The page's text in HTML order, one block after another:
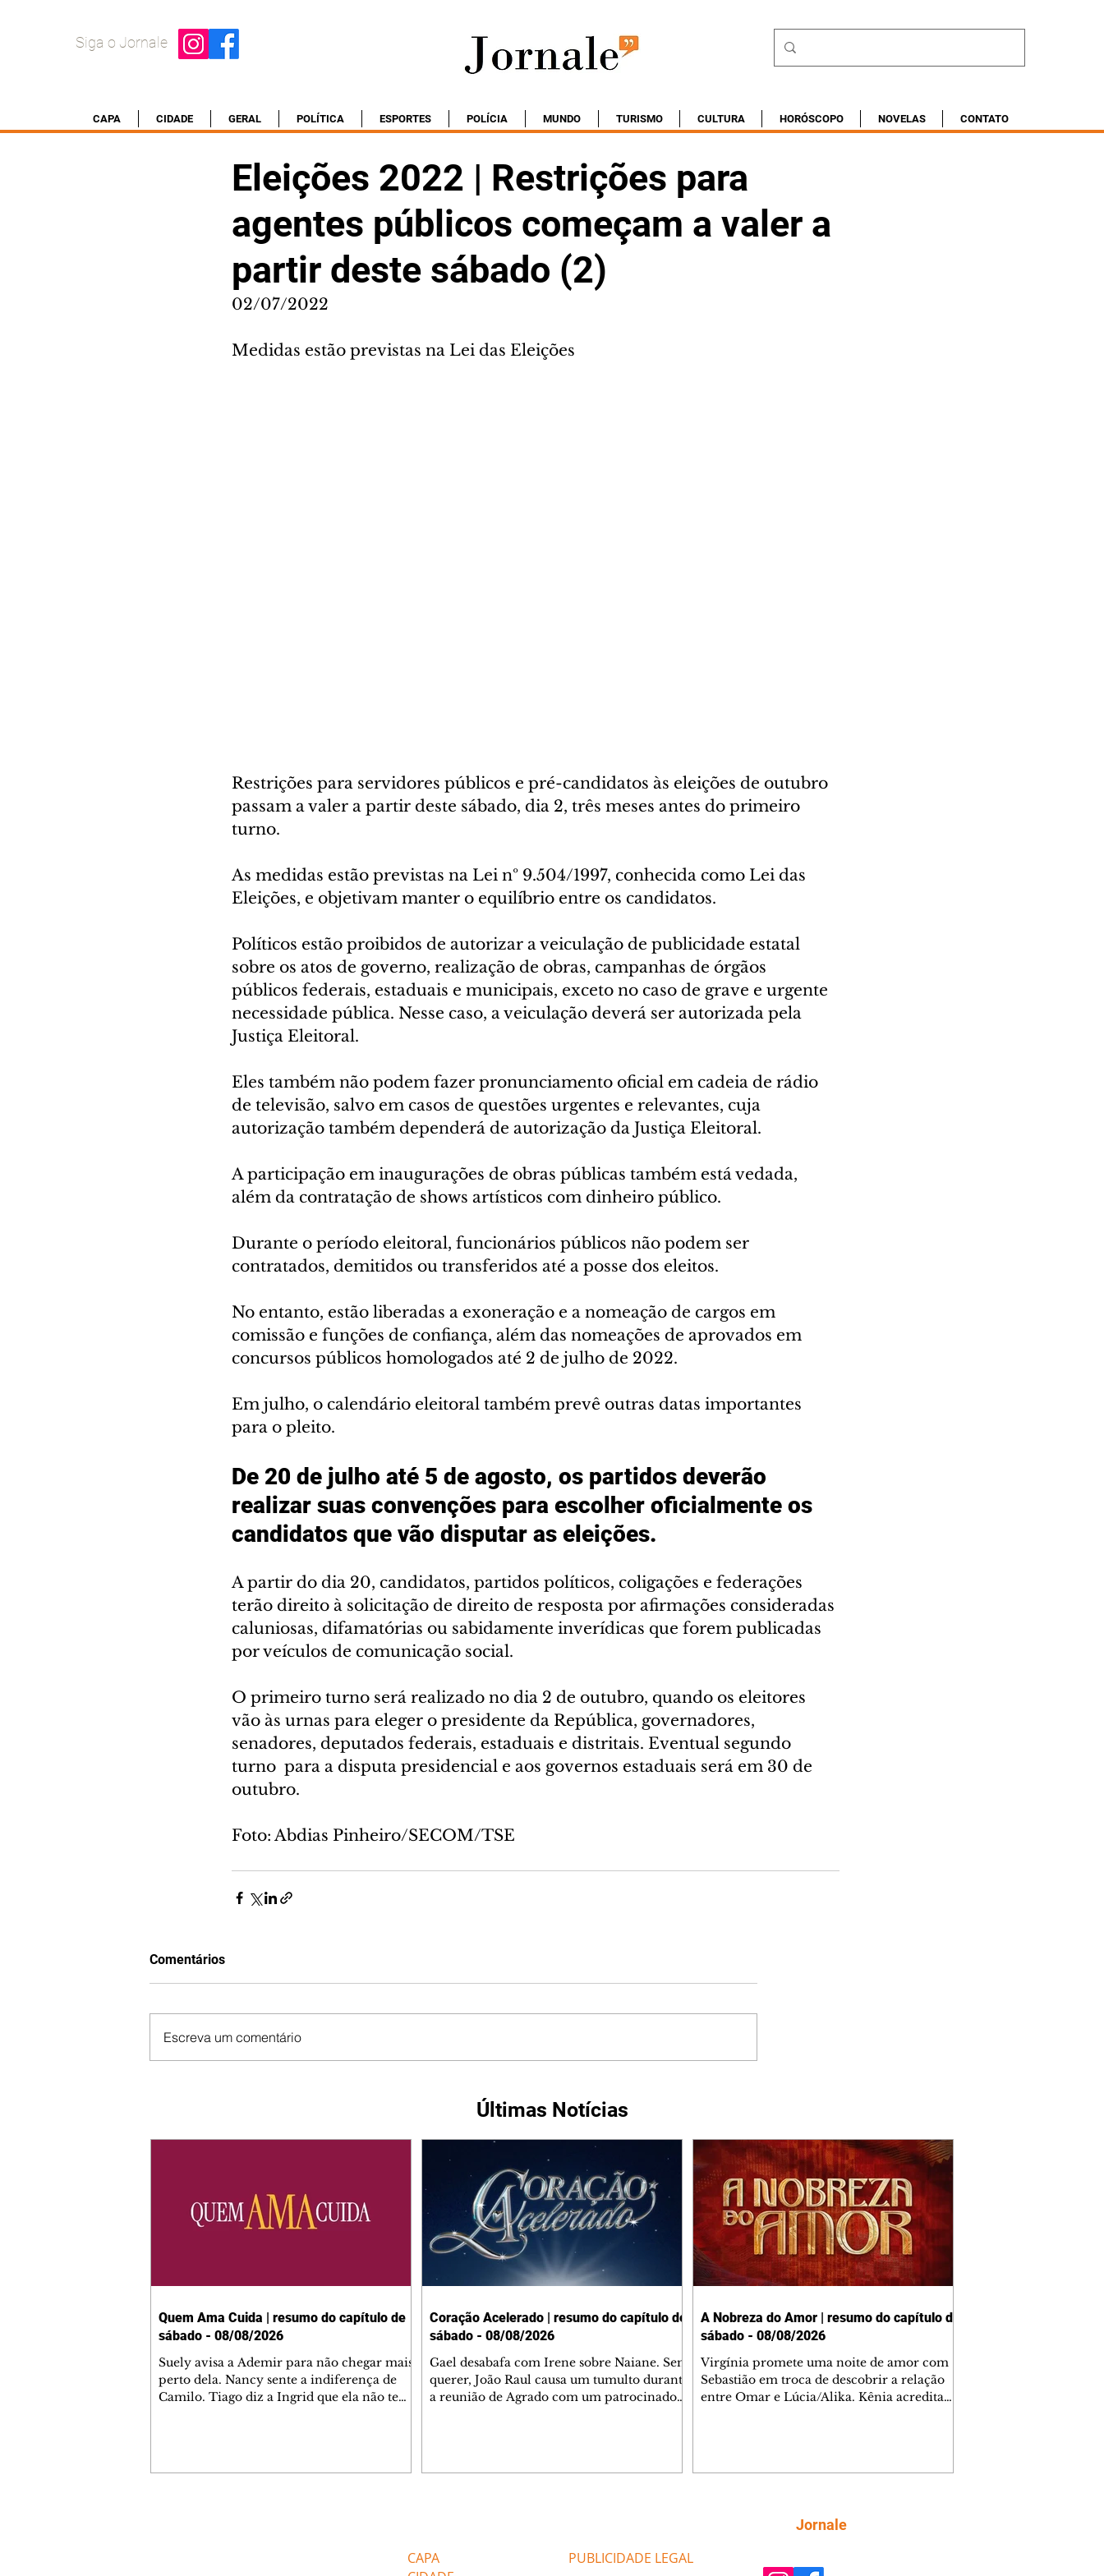
Siga o Jornale
CAPA CIDADE GERAL POLÍTICA ESPORTES POLÍCIA MUNDO TURISMO CULTURA HORÓSCOPO NOVELAS CONTATO
Eleições 2022 | Restrições para
agentes públicos começam a valer a
partir deste sábado (2)
02/07/2022
Medidas estão previstas na Lei das Eleições
Restrições para servidores públicos e pré-candidatos às eleições de outubro
passam a valer a partir deste sábado, dia 2, três meses antes do primeiro
turno.
As medidas estão previstas na Lei nº 9.504/1997, conhecida como Lei das
Eleições, e objetivam manter o equilíbrio entre os candidatos.
Políticos estão proibidos de autorizar a veiculação de publicidade estatal
sobre os atos de governo, realização de obras, campanhas de órgãos
públicos federais, estaduais e municipais, exceto no caso de grave e urgente
necessidade pública. Nesse caso, a veiculação deverá ser autorizada pela
Justiça Eleitoral.
Eles também não podem fazer pronunciamento oficial em cadeia de rádio
de televisão, salvo em casos de questões urgentes e relevantes, cuja
autorização também dependerá de autorização da Justiça Eleitoral.
A participação em inaugurações de obras públicas também está vedada,
além da contratação de shows artísticos com dinheiro público.
Durante o período eleitoral, funcionários públicos não podem ser
contratados, demitidos ou transferidos até a posse dos eleitos.
No entanto, estão liberadas a exoneração e a nomeação de cargos em
comissão e funções de confiança, além das nomeações de aprovados em
concursos públicos homologados até 2 de julho de 2022.
Em julho, o calendário eleitoral também prevê outras datas importantes
para o pleito.
De 20 de julho até 5 de agosto, os partidos deverão
realizar suas convenções para escolher oficialmente os
candidatos que vão disputar as eleições.
A partir do dia 20, candidatos, partidos políticos, coligações e federações
terão direito à solicitação de direito de resposta por afirmações consideradas
caluniosas, difamatórias ou sabidamente inverídicas que forem publicadas
por veículos de comunicação social.
O primeiro turno será realizado no dia 2 de outubro, quando os eleitores
vão às urnas para eleger o presidente da República, governadores,
senadores, deputados federais, estaduais e distritais. Eventual segundo
turno  para a disputa presidencial e aos governos estaduais será em 30 de
outubro.
Foto: Abdias Pinheiro/SECOM/TSE
Comentários
Escreva um comentário
Últimas Notícias
Quem Ama Cuida | resumo do capítulo de
sábado - 08/08/2026
Suely avisa a Ademir para não chegar mais
perto dela. Nancy sente a indiferença de
Camilo. Tiago diz a Ingrid que ela não tem
que está feliz trabalhando no restaurante de
Coração Acelerado | resumo do capítulo de
sábado - 08/08/2026
Gael desabafa com Irene sobre Naiane. Sem
querer, João Raul causa um tumulto durante
a reunião de Agrado com um patrocinador.
termina o relacionamento dos dois.
A Nobreza do Amor | resumo do capítulo de
sábado - 08/08/2026
Virgínia promete uma noite de amor com
Sebastião em troca de descobrir a relação
entre Omar e Lúcia/Alika. Kênia acredita
comentam sobre a possível jazida de
tungstênio na região. Virgínia provoca
CAPA
PUBLICIDADE LEGAL
Jornale